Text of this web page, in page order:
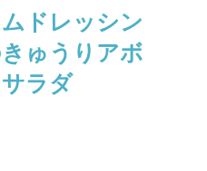
ドレッシン
ゅうりアボ
ラダ